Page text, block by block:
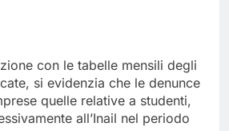
con le tabelle mensili degli
si evidenzia che le denunce
quelle relative a studenti,
all’Inail nel periodo